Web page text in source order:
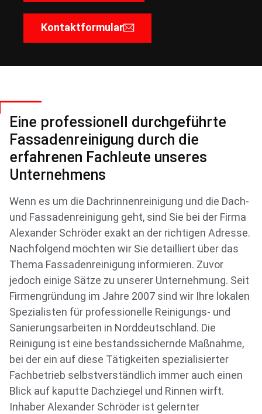
Kontaktformular
Eine professionell durchgeführte
Fassadenreinigung durch die
erfahrenen Fachleute unseres
Unternehmens
Wenn es um die Dachrinnenreinigung und die Dach-
und Fassadenreinigung geht, sind Sie bei der Firma
Alexander Schröder exakt an der richtigen Adresse.
Nachfolgend möchten wir Sie detailliert über das
Thema Fassadenreinigung informieren. Zuvor
jedoch einige Sätze zu unserer Unternehmung. Seit
Firmengründung im Jahre 2007 sind wir Ihre lokalen
Spezialisten für professionelle Reinigungs- und
Sanierungsarbeiten in Norddeutschland. Die
Reinigung ist eine bestandssichernde Maßnahme,
bei der ein auf diese Tätigkeiten spezialisierter
Fachbetrieb selbstverständlich immer auch einen
Blick auf kaputte Dachziegel und Rinnen wirft.
Inhaber Alexander Schröder ist gelernter